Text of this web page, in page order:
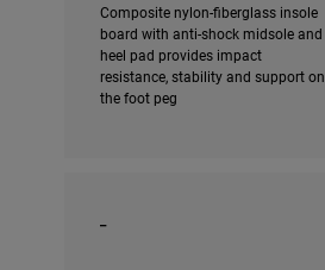
Composite nylon-fiberglass insole
board with anti-shock midsole and
heel pad provides impact
resistance, stability and support on
the foot peg